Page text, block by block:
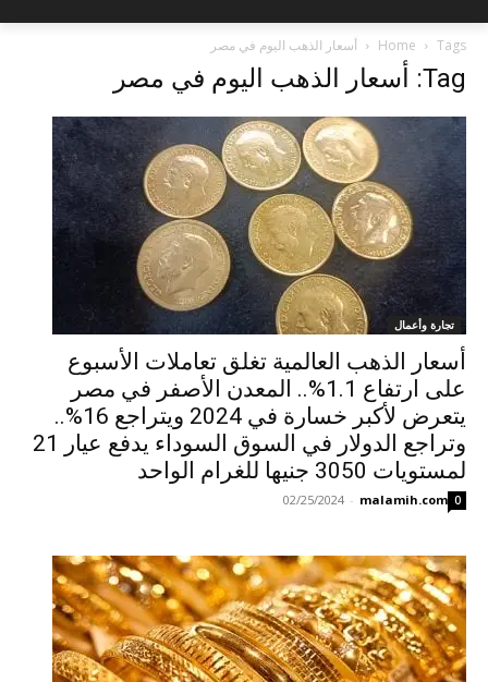
Home Tags أسعار الذهب اليوم في مصر
Tag: أسعار الذهب اليوم في مصر
تجارة وأعمال
أسعار الذهب العالمية تغلق تعاملات الأسبوع
على ارتفاع 1.1%.. المعدن الأصفر في مصر
يتعرض لأكبر خسارة في 2024 ويتراجع 16%..
وتراجع الدولار في السوق السوداء يدفع عيار 21
لمستويات 3050 جنيها للغرام الواحد
malamih.com
-
02/25/2024 0